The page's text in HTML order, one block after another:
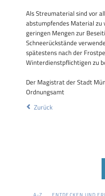
Als Streumaterial sind vor
abstumpfendes Material zu
geringen Mengen zur
Schneerückstände
spätestens nach der
Winterdienstpflichtigen zu
Der Magistrat der Stadt
Ordnungsamt
Zurück
NAVIGATION